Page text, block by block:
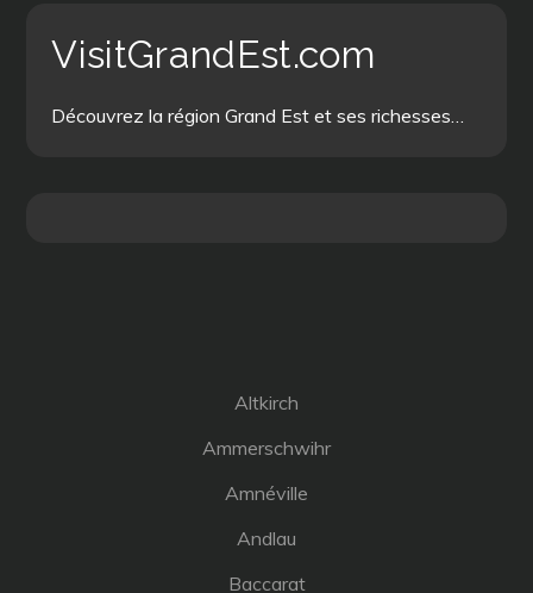
VisitGrandEst.com
Découvrez la région Grand Est et ses richesses…
Altkirch
Ammerschwihr
Amnéville
Andlau
Baccarat